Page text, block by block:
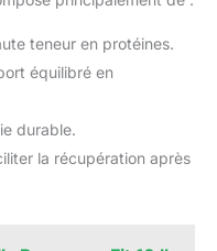
teneur en protéines.
équilibré en
durable.
la récupération après